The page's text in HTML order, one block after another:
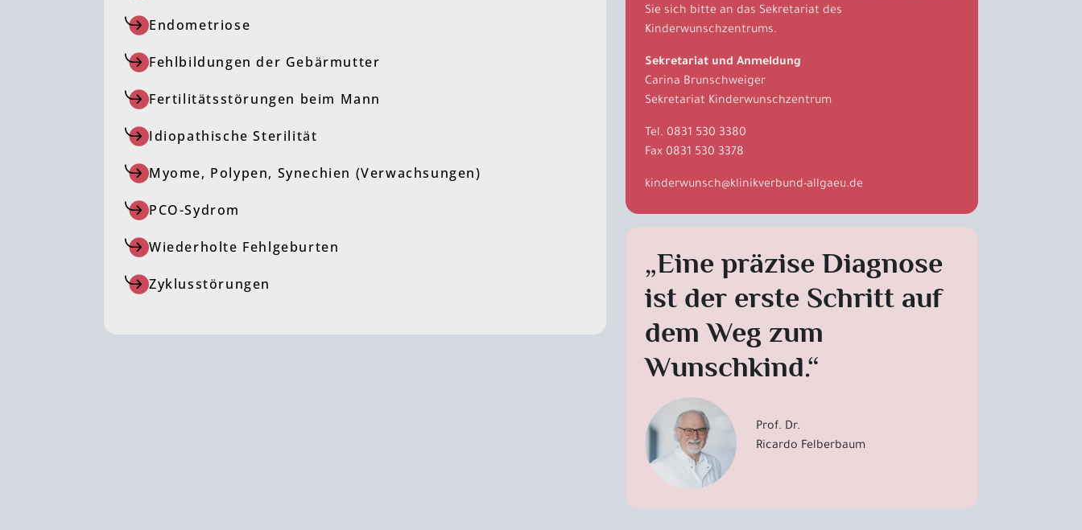
Endometriose
Fehlbildungen der Gebärmutter
Fertilitätsstörungen beim Mann
Idiopathische Sterilität
Myome, Polypen, Synechien (Verwachsungen)
PCO-Sydrom
Wiederholte Fehlgeburten
Zyklusstörungen
Sie sich bitte an das Sekretariat des
Kinderwunschzentrums.
Sekretariat und Anmeldung
Carina Brunschweiger
Sekretariat Kinderwunschzentrum
Tel. 0831 530 3380
Fax 0831 530 3378
kinderwunsch@klinikverbund-allgaeu.de
„Eine präzise Diagnose
ist der erste Schritt auf
dem Weg zum
Wunschkind.“
Prof. Dr.
Ricardo Felberbaum